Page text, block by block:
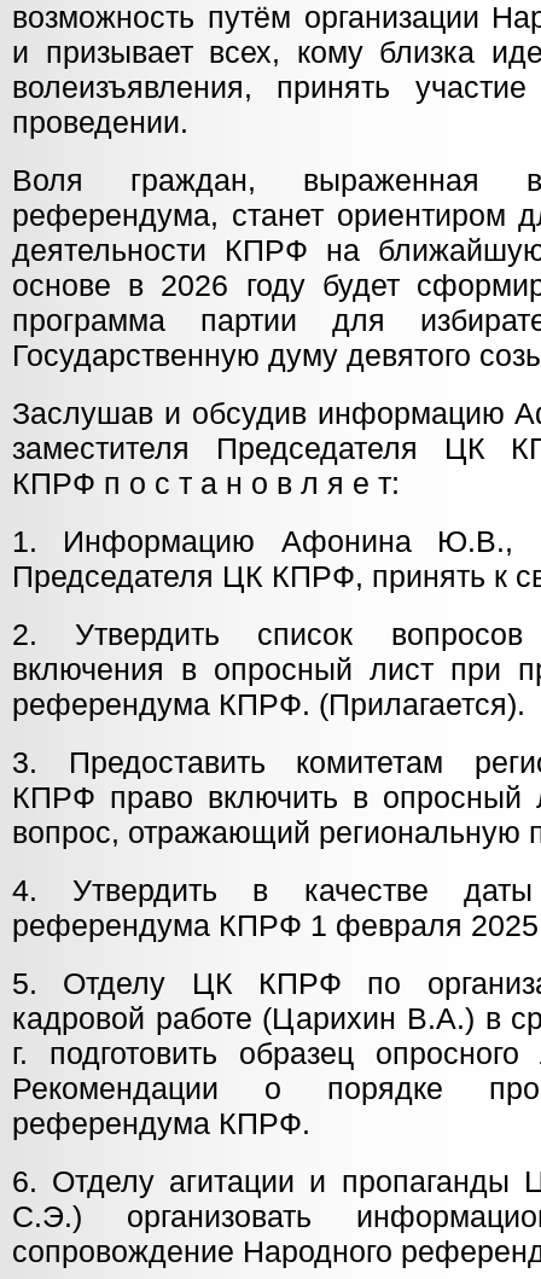
возможность путём организации
и призывает всех, кому близка
волеизъявления, принять
проведении.
Воля граждан, выраженная
референдума, станет ориентиром
деятельности КПРФ на
основе в 2026 году будет
программа партии для
Государственную думу девятого
Заслушав и обсудив информацию
заместителя Председателя ЦК
КПРФ п о с т а н о в л я е т:
1. Информацию Афонина Ю.В.,
Председателя ЦК КПРФ, принять к
2. Утвердить список вопросов
включения в опросный лист при
референдума КПРФ. (Прилагается).
3. Предоставить комитетам
КПРФ право включить в опросный
вопрос, отражающий региональную
4. Утвердить в качестве
референдума КПРФ 1 февраля 2025
5. Отделу ЦК КПРФ по
кадровой работе (Царихин В.А.) в
г. подготовить образец
Рекомендации о порядке
референдума КПРФ.
6. Отделу агитации и пропаганды
С.Э.) организовать
сопровождение Народного